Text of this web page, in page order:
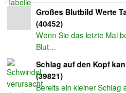
Großes Blutbild Werte
(40452)
Wenn Sie das letzte Mal
Blut…
Schlag auf den Kopf
(39821)
Bereits ein kleiner Schlag